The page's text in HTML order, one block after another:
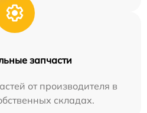
запчасти
от производителя в
складах.